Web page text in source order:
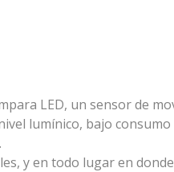
LED, un sensor de
lumínico, bajo
y en todo lugar en